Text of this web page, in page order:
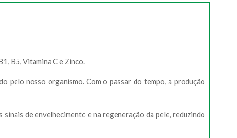
B5, Vitamina C e Zinco.
pelo nosso organismo. Com o passar do tempo, a produção
de envelhecimento e na regeneração da pele, reduzindo